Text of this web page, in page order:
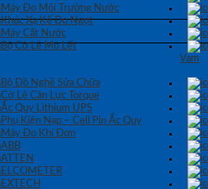
Máy Đo Môi Trường Nước
Khúc Xạ Kế Đo Ngọt
Máy Cất Nước
Bộ Cờ Lê Mỏ Lết
Vam
Bộ Đồ Nghề Sửa Chữa
Cờ Lê Cân Lực Torque
Ắc Quy Lithium UPS
Phụ Kiện Nạp – Cell Pin Ắc Quy
Máy Đo Khí Đơn
ABB
ATTEN
ELCOMETER
EXTECH